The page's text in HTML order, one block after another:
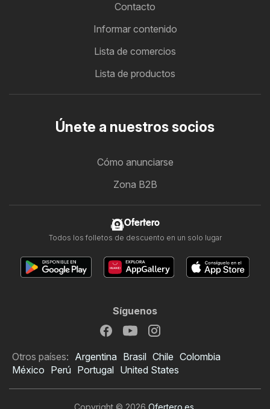
Contacto
Informar contenido
Lista de comercios
Lista de productos
Únete a nuestros socios
Cómo anunciarse
Zona B2B
Ofertero
Todos los folletos de descuento en un solo lugar
Síguenos
Otros países: Argentina Brasil Chile Colombia
México Perú Portugal United States